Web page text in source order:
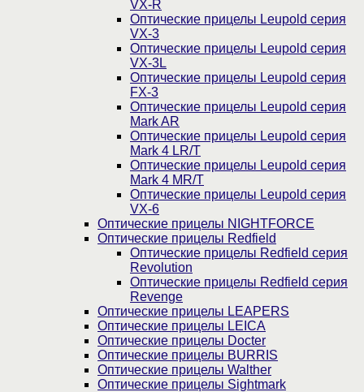
VX-R
Оптические прицелы Leupold серия
VX-3
Оптические прицелы Leupold серия
VX-3L
Оптические прицелы Leupold серия
FX-3
Оптические прицелы Leupold серия
Mark AR
Оптические прицелы Leupold серия
Mark 4 LR/T
Оптические прицелы Leupold серия
Mark 4 MR/T
Оптические прицелы Leupold серия
VX-6
Оптические прицелы NIGHTFORCE
Оптические прицелы Redfield
Оптические прицелы Redfield серия
Revolution
Оптические прицелы Redfield серия
Revenge
Оптические прицелы LEAPERS
Оптические прицелы LEICA
Оптические прицелы Docter
Оптические прицелы BURRIS
Оптические прицелы Walther
Оптические прицелы Sightmark